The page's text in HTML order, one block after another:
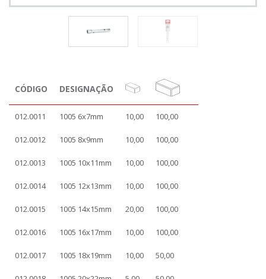
CÓDIGO DESIGNAÇÃO
012.0011 1005 6x7mm 10,00 100,00
012.0012 1005 8x9mm 10,00 100,00
012.0013 1005 10x11mm 10,00 100,00
012.0014 1005 12x13mm 10,00 100,00
012.0015 1005 14x15mm 20,00 100,00
012.0016 1005 16x17mm 10,00 100,00
012.0017 1005 18x19mm 10,00 50,00